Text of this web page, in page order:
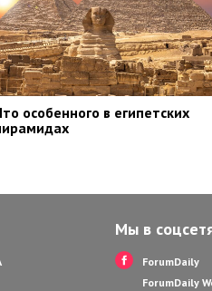
особенного в египетских
Мы в
ForumDaily
ForumDaily